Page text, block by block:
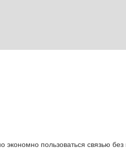
пользоваться связью